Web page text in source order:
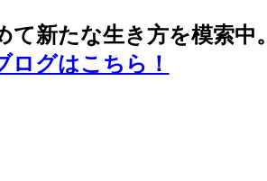
て新たな生き方を模索中。
ログはこちら！